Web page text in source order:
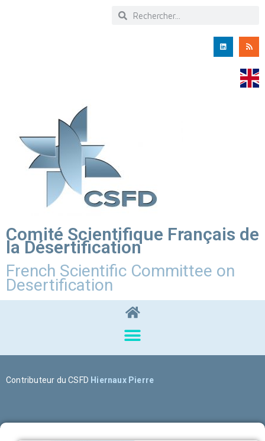
Comité Scientifique Français de
la Désertification
French Scientific Committee on
Desertification
Contributeur du CSFD Hiernaux Pierre